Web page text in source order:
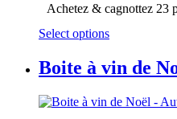
Achetez & cagnottez 23
Select options
Boite à vin de